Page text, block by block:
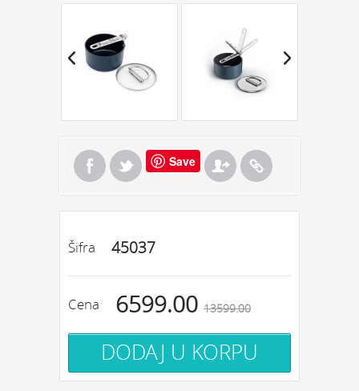
Save
Šifra 45037
Cena 6599.00 13599.00